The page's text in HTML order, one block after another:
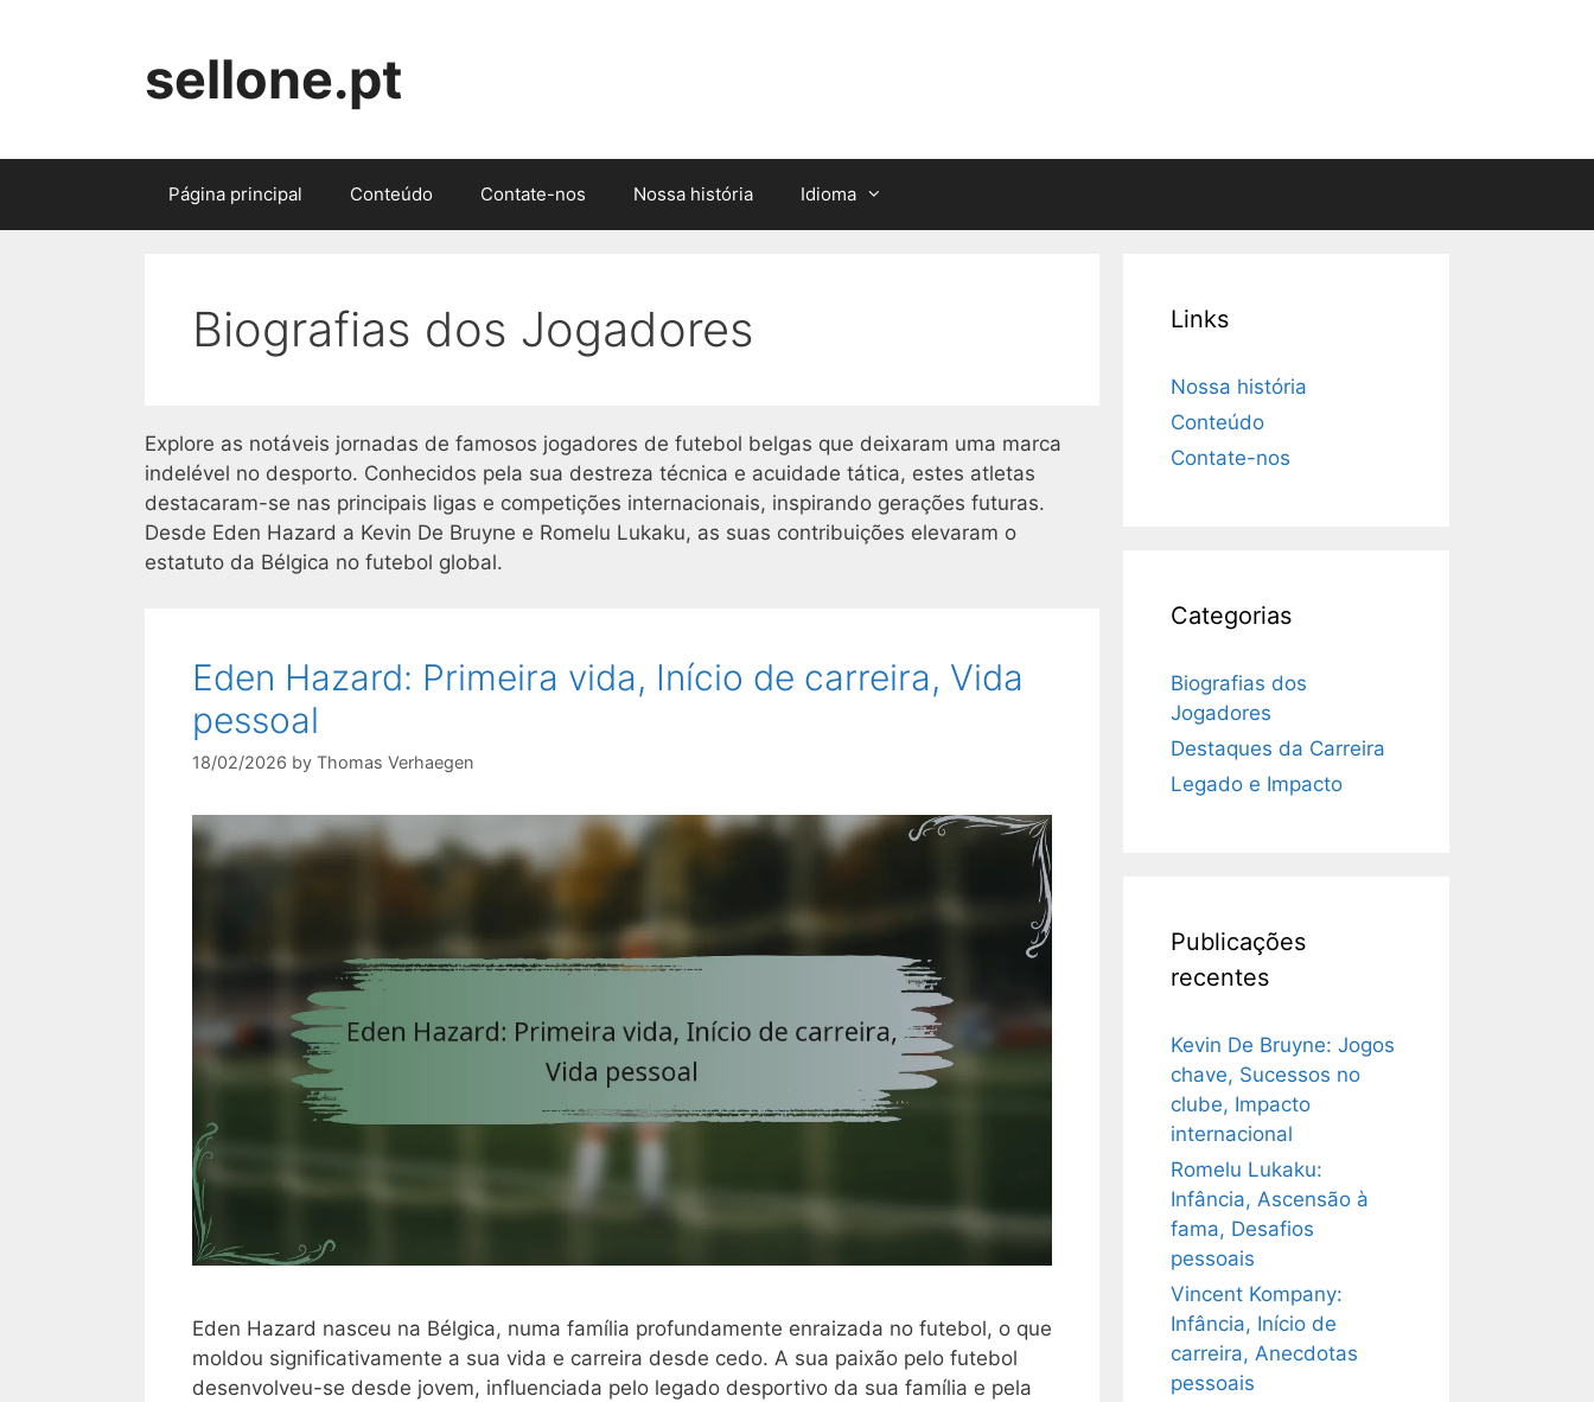
sellone.pt
Página principal Conteúdo Contate-nos Nossa história Idioma
Biografias dos Jogadores
Explore as notáveis jornadas de famosos jogadores de futebol belgas que deixaram uma marca
indelével no desporto. Conhecidos pela sua destreza técnica e acuidade tática, estes atletas
destacaram-se nas principais ligas e competições internacionais, inspirando gerações futuras.
Desde Eden Hazard a Kevin De Bruyne e Romelu Lukaku, as suas contribuições elevaram o
estatuto da Bélgica no futebol global.
Eden Hazard: Primeira vida, Início de carreira, Vida
pessoal
18/02/2026 by Thomas Verhaegen
Eden Hazard nasceu na Bélgica, numa família profundamente enraizada no futebol, o que
moldou significativamente a sua vida e carreira desde cedo. A sua paixão pelo futebol
desenvolveu-se desde jovem, influenciada pelo legado desportivo da sua família e pela
Links
Nossa história
Conteúdo
Contate-nos
Categorias
Biografias dos
Jogadores
Destaques da Carreira
Legado e Impacto
Publicações
recentes
Kevin De Bruyne: Jogos
chave, Sucessos no
clube, Impacto
internacional
Romelu Lukaku:
Infância, Ascensão à
fama, Desafios
pessoais
Vincent Kompany:
Infância, Início de
carreira, Anecdotas
pessoais